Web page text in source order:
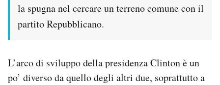
la spugna nel cercare un terreno comune con il
partito Repubblicano.
L’arco di sviluppo della presidenza Clinton è un
po’ diverso da quello degli altri due, soprattutto a